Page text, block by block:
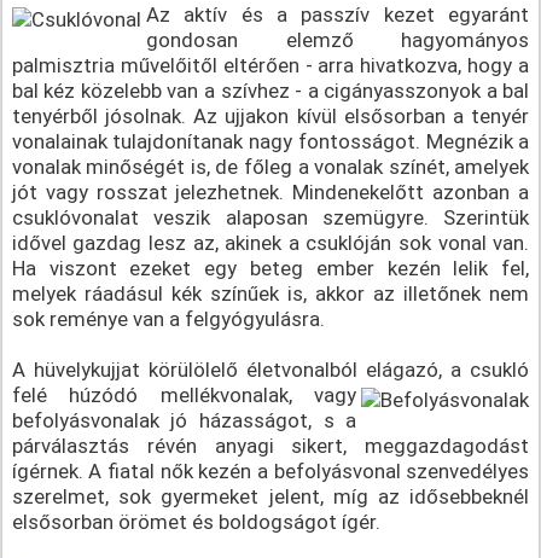
Az aktív és a passzív kezet egyaránt
gondosan elemző hagyományos
palmisztria művelőitől eltérően - arra hivatkozva, hogy a
bal kéz közelebb van a szívhez - a cigányasszonyok a bal
tenyérből jósolnak. Az ujjakon kívül elsősorban a tenyér
vonalainak tulajdonítanak nagy fontosságot. Megnézik a
vonalak minőségét is, de főleg a vonalak színét, amelyek
jót vagy rosszat jelezhetnek. Mindenekelőtt azonban a
csuklóvonalat veszik alaposan szemügyre. Szerintük
idővel gazdag lesz az, akinek a csuklóján sok vonal van.
Ha viszont ezeket egy beteg ember kezén lelik fel,
melyek ráadásul kék színűek is, akkor az illetőnek nem
sok reménye van a felgyógyulásra.
A hüvelykujjat körülölelő életvonalból elágazó, a csukló
felé húzódó mellékvonalak, vagy
befolyásvonalak jó házasságot, s a
párválasztás révén anyagi sikert, meggazdagodást
ígérnek. A fiatal nők kezén a befolyásvonal szenvedélyes
szerelmet, sok gyermeket jelent, míg az idősebbeknél
elsősorban örömet és boldogságot ígér.